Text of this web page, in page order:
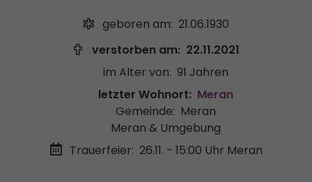
geboren am: 21.06.1930
verstorben am: 22.11.2021
im Alter von: 91 Jahren
letzter Wohnort: Meran
Gemeinde: Meran
Meran & Umgebung
Trauerfeier: 26.11. - 15:00 Uhr Meran